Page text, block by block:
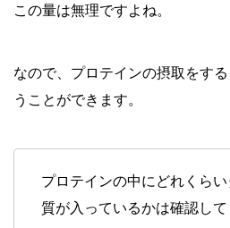
この量は無理ですよね。
なので、プロテインの摂取をす
うことができます。
プロテインの中にどれくら
質が入っているかは確認し